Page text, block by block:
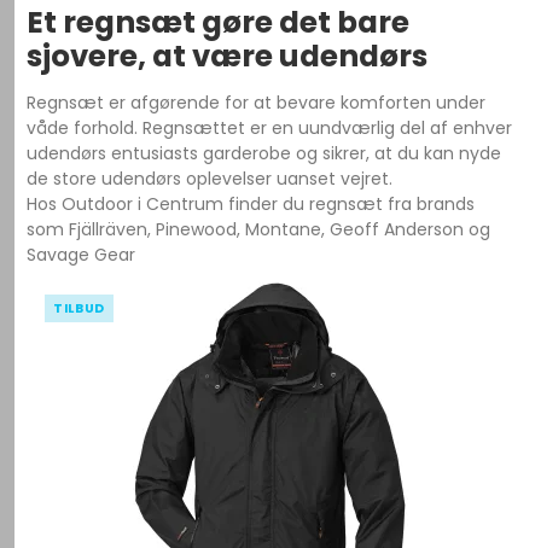
Et regnsæt gøre det bare
sjovere, at være udendørs
Regnsæt er afgørende for at bevare komforten under
våde forhold. Regnsættet er en uundværlig del af enhver
udendørs entusiasts garderobe og sikrer, at du kan nyde
de store udendørs oplevelser uanset vejret.
Hos Outdoor i Centrum finder du regnsæt fra brands
som Fjällräven, Pinewood, Montane, Geoff Anderson og
Savage Gear
TILBUD